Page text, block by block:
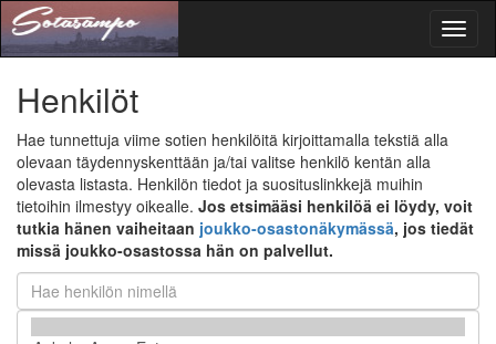
Henkilöt
Hae tunnettuja viime sotien henkilöitä kirjoittamalla tekstiä alla
olevaan täydennyskenttään ja/tai valitse henkilö kentän alla
olevasta listasta. Henkilön tiedot ja suosituslinkkejä muihin
tietoihin ilmestyy oikealle. Jos etsimääsi henkilöä ei löydy, voit
tutkia hänen vaiheitaan joukko-osastonäkymässä, jos tiedät
missä joukko-osastossa hän on palvellut.